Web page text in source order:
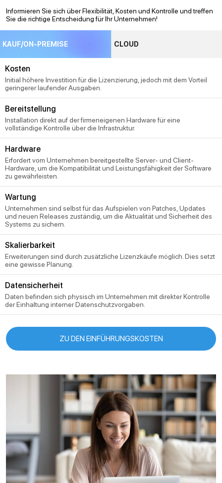
Informieren Sie sich über Flexibilität, Kosten und Kontrolle und treffen
Sie die richtige Entscheidung für Ihr Unternehmen!
KAUF/ON-PREMISE CLOUD
Kosten
Initial höhere Investition für die Lizenzierung, jedoch mit dem Vorteil
geringerer laufender Ausgaben.
Bereitstellung
Installation direkt auf der firmeneigenen Hardware für eine
vollständige Kontrolle über die Infrastruktur.
Hardware
Erfordert vom Unternehmen bereitgestellte Server- und Client-
Hardware, um die Kompatibilität und Leistungsfähigkeit der Software
zu gewährleisten.
Wartung
Unternehmen sind selbst für das Aufspielen von Patches, Updates
und neuen Releases zuständig, um die Aktualität und Sicherheit des
Systems zu sichern.
Skalierbarkeit
Erweiterungen sind durch zusätzliche Lizenzkäufe möglich. Dies setzt
eine gewisse Planung.
Datensicherheit
Daten befinden sich physisch im Unternehmen mit direkter Kontrolle
der Einhaltung interner Datenschutzvorgaben.
ZU DEN EINFÜHRUNGSKOSTEN